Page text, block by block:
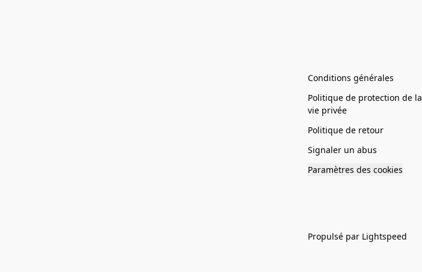
Conditions générales
Politique de protection de la
vie privée
Politique de retour
Signaler un abus
Paramètres des cookies
Propulsé par Lightspeed